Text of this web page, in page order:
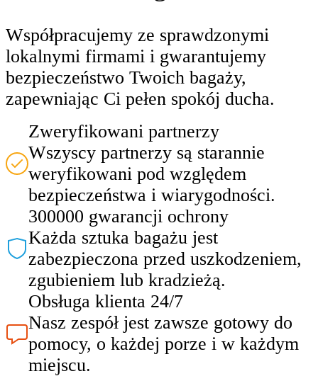
Współpracujemy ze sprawdzonymi
lokalnymi firmami i gwarantujemy
bezpieczeństwo Twoich bagaży,
zapewniając Ci pełen spokój ducha.
Zweryfikowani partnerzy
Wszyscy partnerzy są starannie
weryfikowani pod względem
bezpieczeństwa i wiarygodności.
300000 gwarancji ochrony
Każda sztuka bagażu jest
zabezpieczona przed uszkodzeniem,
zgubieniem lub kradzieżą.
Obsługa klienta 24/7
Nasz zespół jest zawsze gotowy do
pomocy, o każdej porze i w każdym
miejscu.